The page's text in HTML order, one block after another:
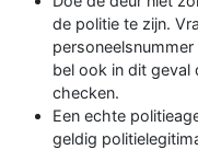
de politie te zijn.
bel ook in dit geval
checken.
Een echte
geldig